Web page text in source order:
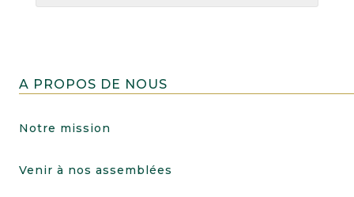
A PROPOS DE NOUS
Notre mission
Venir à nos assemblées